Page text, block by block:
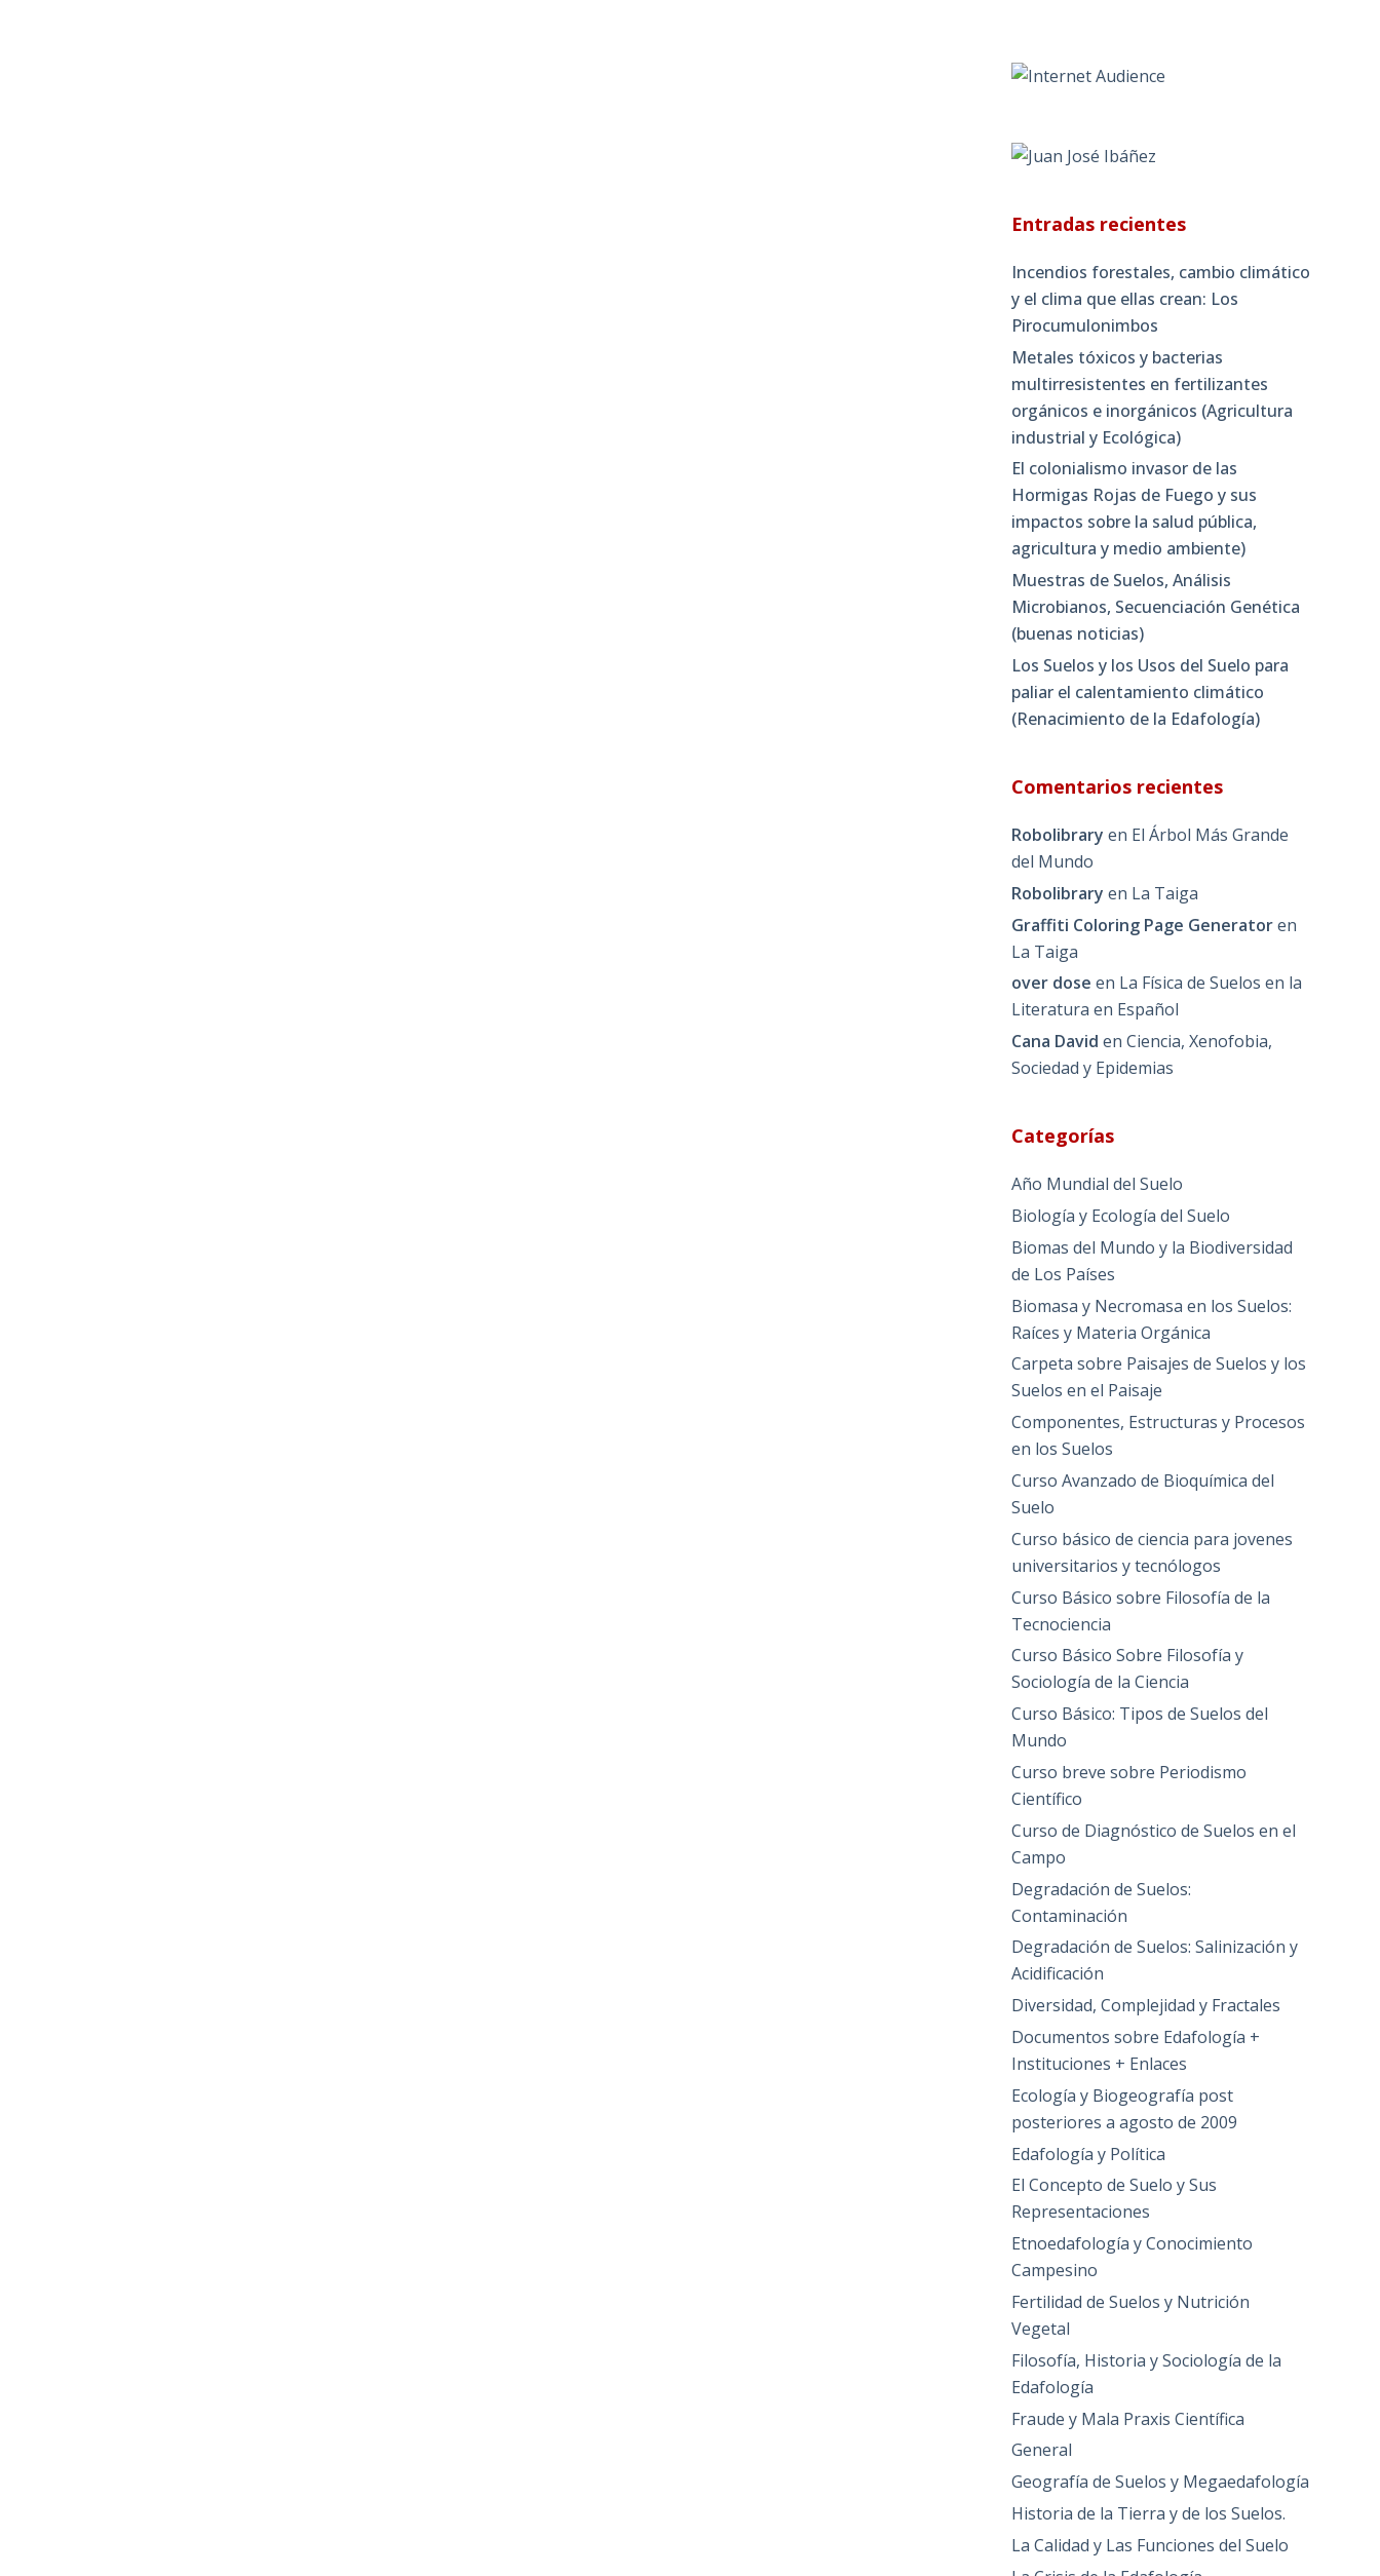
Entradas recientes
Incendios forestales, cambio climático
y el clima que ellas crean: Los
Pirocumulonimbos
Metales tóxicos y bacterias
multirresistentes en fertilizantes
orgánicos e inorgánicos (Agricultura
industrial y Ecológica)
El colonialismo invasor de las
Hormigas Rojas de Fuego y sus
impactos sobre la salud pública,
agricultura y medio ambiente)
Muestras de Suelos, Análisis
Microbianos, Secuenciación Genética
(buenas noticias)
Los Suelos y los Usos del Suelo para
paliar el calentamiento climático
(Renacimiento de la Edafología)
Comentarios recientes
Robolibrary en El Árbol Más Grande
del Mundo
Robolibrary en La Taiga
Graffiti Coloring Page Generatoren
La Taiga
over dose en La Física de Suelos en la
Literatura en Español
Cana David enCiencia, Xenofobia,
Sociedad y Epidemias
Categorías
Año Mundial del Suelo
Biología y Ecología del Suelo
Biomas del Mundo y la Biodiversidad
de Los Países
Biomasa y Necromasa en los Suelos:
Raíces y Materia Orgánica
Carpeta sobre Paisajes de Suelos y los
Suelos en el Paisaje
Componentes, Estructuras y Procesos
en los Suelos
Curso Avanzado de Bioquímica del
Suelo
Curso básico de ciencia para jovenes
universitarios y tecnólogos
Curso Básico sobre Filosofía de la
Tecnociencia
Curso Básico Sobre Filosofía y
Sociología de la Ciencia
Curso Básico: Tipos de Suelos del
Mundo
Curso breve sobre Periodismo
Científico
Curso de Diagnóstico de Suelos en el
Campo
Degradación de Suelos:
Contaminación
Degradación de Suelos: Salinización y
Acidificación
Diversidad, Complejidad y Fractales
Documentos sobre Edafología +
Instituciones + Enlaces
Ecología y Biogeografía post
posteriores a agosto de 2009
Edafología y Política
El Concepto de Suelo y Sus
Representaciones
Etnoedafología y Conocimiento
Campesino
Fertilidad de Suelos y Nutrición
Vegetal
Filosofía, Historia y Sociología de la
Edafología
Fraude y Mala Praxis Científica
General
Geografía de Suelos y Megaedafología
Historia de la Tierra y de los Suelos.
La Calidad y Las Funciones del Suelo